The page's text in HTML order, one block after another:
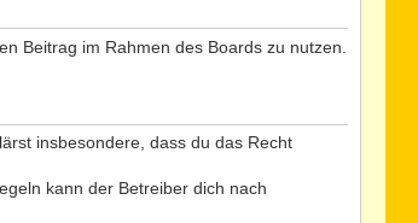
Beitrag im Rahmen des Boards zu nutzen.
insbesondere, dass du das Recht
kann der Betreiber dich nach